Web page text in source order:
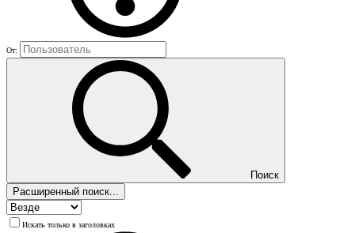
От:
Поиск
Расширенный поиск...
Искать только в заголовках